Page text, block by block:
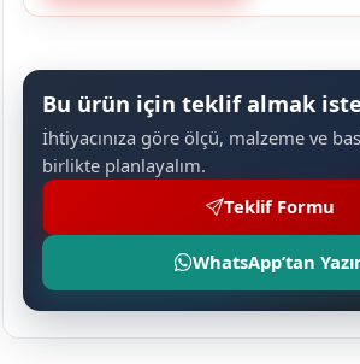
Bu ürün için teklif almak
İhtiyacınıza göre ölçü, malzeme ve
birlikte planlayalım.
Teklif Formu
WhatsApp’tan